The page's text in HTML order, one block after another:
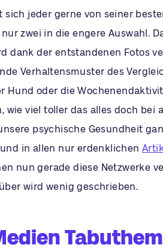
jeder gerne von seiner
zwei in die engere Auswahl.
dank der entstandenen Fotos
Verhaltensmuster des
Hund oder die
wie viel toller das alles doch bei
psychische Gesundheit
in allen nur erdenklichen
nun gerade diese Netzwerke
wird wenig geschrieben.